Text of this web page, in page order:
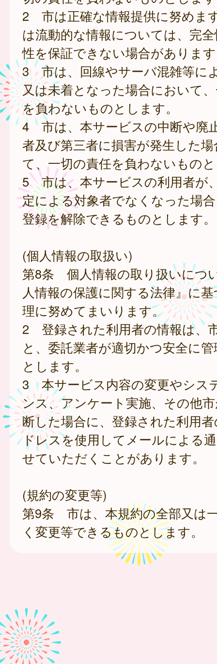
2 市は正確な情報提供に努めま
は流動的な情報については、完
性を保証できない場合がありま
3 市は、回線やサーバ混雑等に
又は未着となった場合において
を負わないものとします。
4 市は、本サービスの中断や廃
者及び第三者に損害が発生した
て、一切の責任を負わないもの
5 市は、本サービスの利用者が
定による対象者でなくなった場
登録を解除できるものとします。
(個人情報の取扱い)
第8条 個人情報の取り扱いにつ
人情報の保護に関する法律』に
理に努めてまいります。
2 登録された利用者の情報は、
と、委託業者が適切かつ安全に
とします。
3 本サービス内容の変更やシス
ンス、アンケート実施、その他
断した場合に、登録された利用
ドレスを使用してメールによる
せていただくことがあります。
(規約の変更等)
第9条 市は、本規約の全部又は
く変更等できるものとします。